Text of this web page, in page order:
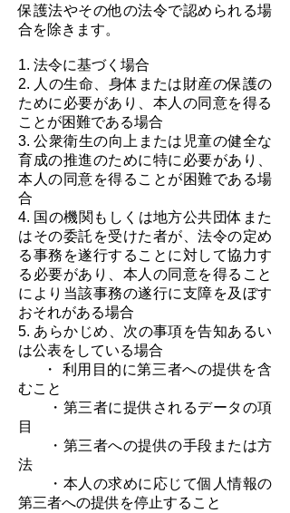
保護法やその他の法令で認められる場
合を除きます。
1. 法令に基づく場合
2. 人の生命、身体または財産の保護の
ために必要があり、本人の同意を得る
ことが困難である場合
3. 公衆衛生の向上または児童の健全な
育成の推進のために特に必要があり、
本人の同意を得ることが困難である場
合
4. 国の機関もしくは地方公共団体また
はその委託を受けた者が、法令の定め
る事務を遂行することに対して協力す
る必要があり、本人の同意を得ること
により当該事務の遂行に支障を及ぼす
おそれがある場合
5. あらかじめ、次の事項を告知あるい
は公表をしている場合
・ 利用目的に第三者への提供を含
むこと
・第三者に提供されるデータの項
目
・第三者への提供の手段または方
法
・本人の求めに応じて個人情報の
第三者への提供を停止すること